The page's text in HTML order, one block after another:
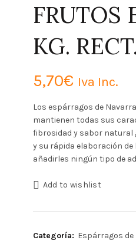
FRUTOS
KG. RECT.
5,70€ Iva Inc.
Los espárragos de
mantienen todas sus
fibrosidad y sabor natural
y su rápida elaboración
añadirles ningún tipo de
Add to wishlist
Categoría: Espárragos de